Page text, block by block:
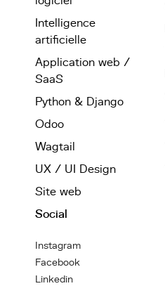
Intelligence
artificielle
Application web /
SaaS
Python & Django
Odoo
Wagtail
UX / UI Design
Site web
Social
Instagram
Facebook
Linkedin